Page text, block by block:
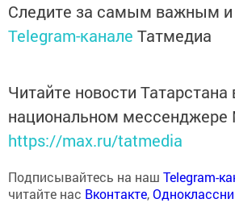
Следите за самым важным
Telegram-канале Татмедиа
Читайте новости Татарстана
национальном мессенджере
https://max.ru/tatmedia
Подписывайтесь на наш Telegram-
читайте нас Вконтакте,